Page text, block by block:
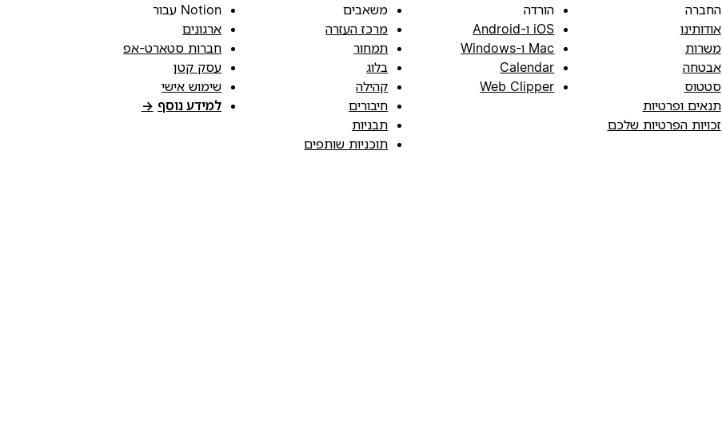
החברה
אודותינו
משרות
אבטחה
סטטוס
תנאים ופרטיות
זכויות הפרטיות שלכם
הורדה
iOS ו-Android
Mac ו-Windows
Calendar
Web Clipper
משאבים
מרכז העזרה
תמחור
בלוג
קהילה
חיבורים
תבניות
תוכניות שותפים
Notion עבור
ארגונים
חברות סטארט-אפ
עסק קטן
שימוש אישי
למידע נוסף →